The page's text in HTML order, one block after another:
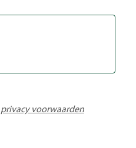
privacy voorwaarden